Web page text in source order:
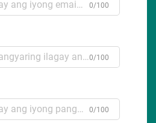
0/100
0/100
0/100